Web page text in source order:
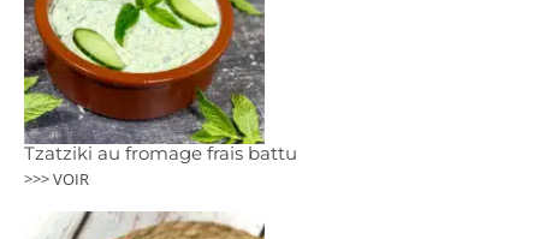
Tzatziki au fromage frais battu
>>> VOIR